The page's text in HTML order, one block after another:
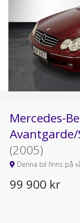
Mercedes-
Avantgarde/
(2005)
Denna bil finns på
99 900 kr